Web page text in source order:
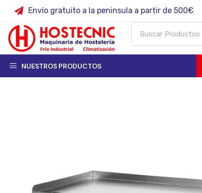
Envío gratuito a la peninsula a partir de 500€
NUESTROS PRODUCTOS